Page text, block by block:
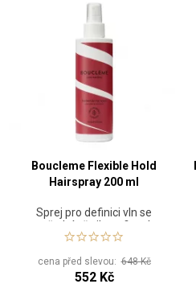
Boucleme Flexible Hold
Hairspray 200 ml
Sprej pro definici vln se
střední až silnou fixací
cena před slevou:648 Kč
552 Kč